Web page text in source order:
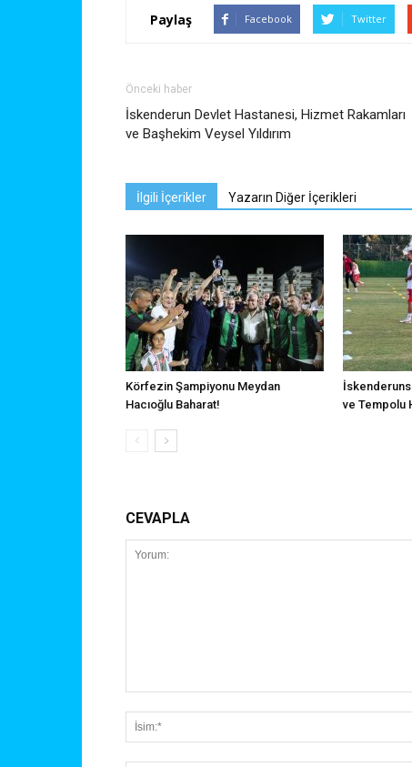
Paylaş Facebook Twitter
Önceki haber
İskenderun Devlet Hastanesi, Hizmet Rakamları
ve Başhekim Veysel Yıldırım
İlgili İçerikler Yazarın Diğer İçerikleri
Körfezin Şampiyonu Meydan
Hacıoğlu Baharat!
ve Tempolu
CEVAPLA